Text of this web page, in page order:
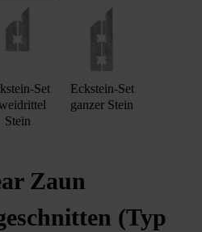
Set
Stein
Eckstein-Set
ganzer Stein
Zaun
(Typ